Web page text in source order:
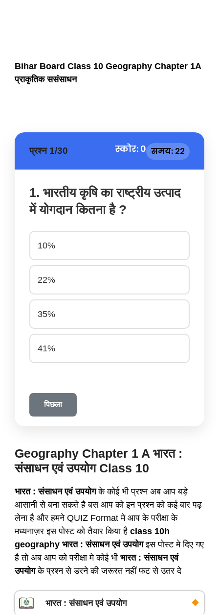
Bihar Board Class 10 Geography Chapter 1A
प्राकृतिक ससंसाधन
प्रश्न 1/30 स्कोर: 0 समय: 21
1. भारतीय कृषि का राष्ट्रीय उत्पाद
में योगदान कितना है ?
10%
22%
35%
41%
पिछला
Geography Chapter 1 A भारत :
संसाधन एवं उपयोग Class 10
भारत : संसाधन एवं उपयोगके कोई भी प्रश्न अब आप बड़े
आसानी से बना सकते है बस आप को इन प्रश्न को कई बार पढ़
लेना है और हमने QUIZ Format मे आप के परीक्षा के
मध्यनाज़र इस पोस्ट को तैयार किया है class 10h
geography भारत : संसाधन एवं उपयोगइस पोस्ट मे दिए गए
है तो अब आप को परीक्षा मे कोई भीभारत : संसाधन एवं
उपयोगके प्रश्न से डरने की जरूरत नहीं फट से उतर दे
भारत : संसाधन एवं उपयोग